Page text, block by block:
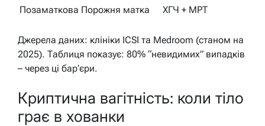
Позаматкова Порожня матка ХГЧ + МРТ
Джерела даних: клініки ICSI та Medroom (станом на
2025). Таблиця показує: 80% “невидимих” випадків
– через ці бар’єри.
Криптична вагітність: коли тіло
грає в хованки